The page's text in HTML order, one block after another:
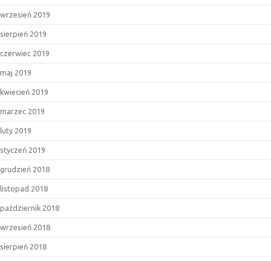
wrzesień 2019
sierpień 2019
czerwiec 2019
maj 2019
kwiecień 2019
marzec 2019
luty 2019
styczeń 2019
grudzień 2018
listopad 2018
październik 2018
wrzesień 2018
sierpień 2018